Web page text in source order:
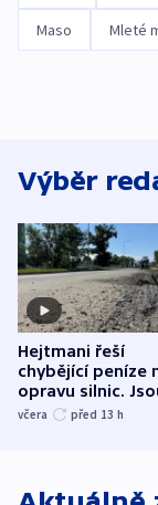
Maso Mleté
Výběr
Hejtmani řeší
chybějící peníze
opravu silnic.
nenárokové,
včera před 13 h